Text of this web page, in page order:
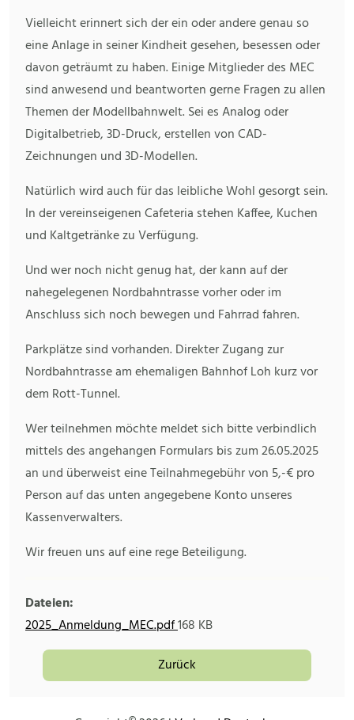
Vielleicht erinnert sich der ein oder andere genau so
eine Anlage in seiner Kindheit gesehen, besessen oder
davon geträumt zu haben. Einige Mitglieder des MEC
sind anwesend und beantworten gerne Fragen zu allen
Themen der Modellbahnwelt. Sei es Analog oder
Digitalbetrieb, 3D-Druck, erstellen von CAD-
Zeichnungen und 3D-Modellen.
Natürlich wird auch für das leibliche Wohl gesorgt sein.
In der vereinseigenen Cafeteria stehen Kaffee, Kuchen
und Kaltgetränke zu Verfügung.
Und wer noch nicht genug hat, der kann auf der
nahegelegenen Nordbahntrasse vorher oder im
Anschluss sich noch bewegen und Fahrrad fahren.
Parkplätze sind vorhanden. Direkter Zugang zur
Nordbahntrasse am ehemaligen Bahnhof Loh kurz vor
dem Rott-Tunnel.
Wer teilnehmen möchte meldet sich bitte verbindlich
mittels des angehangen Formulars bis zum 26.05.2025
an und überweist eine Teilnahmegebühr von 5,-€ pro
Person auf das unten angegebene Konto unseres
Kassenverwalters.
Wir freuen uns auf eine rege Beteiligung.
Dateien:
2025_Anmeldung_MEC.pdf168 KB
Zurück